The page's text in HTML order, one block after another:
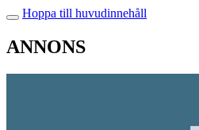
Hoppa till huvudinnehåll
ANNONS